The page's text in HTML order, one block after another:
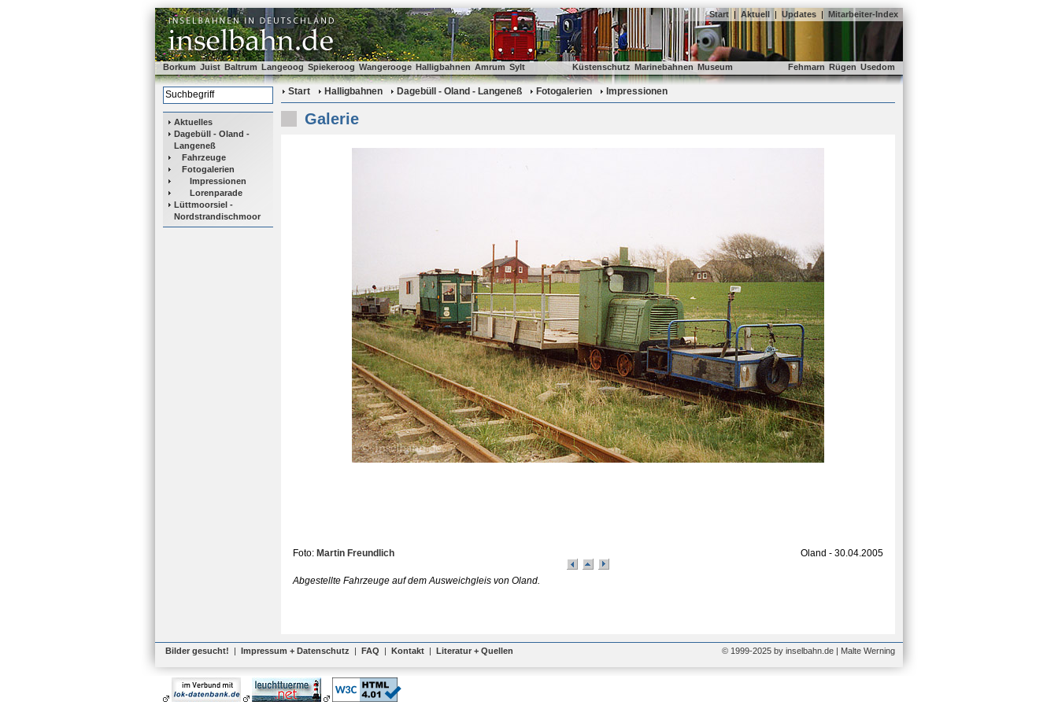
Start | Aktuell | Updates | Mitarbeiter-Index
Borkum Juist Baltrum Langeoog Spiekeroog Wangerooge Halligbahnen Amrum Sylt Küstenschutz Marinebahnen Museum Fehmarn Rügen Usedom
Aktuelles
Dagebüll - Oland -
Langeneß
Fahrzeuge
Fotogalerien
Impressionen
Lorenparade
Lüttmoorsiel -
Nordstrandischmoor
Start Halligbahnen Dagebüll - Oland - Langeneß Fotogalerien Impressionen
Galerie
Foto: Martin Freundlich Oland - 30.04.2005
Abgestellte Fahrzeuge auf dem Ausweichgleis von Oland.
Bilder gesucht! | Impressum + Datenschutz | FAQ | Kontakt | Literatur + Quellen © 1999-2025 by inselbahn.de | Malte Werning